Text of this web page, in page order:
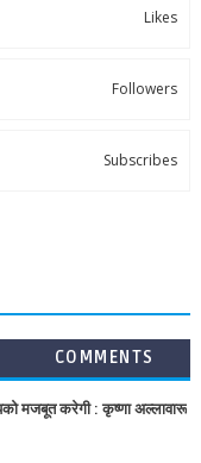
Likes
Followers
Subscribes
COMMENTS
मजबूत करेगी : कृष्णा अल्लावारू